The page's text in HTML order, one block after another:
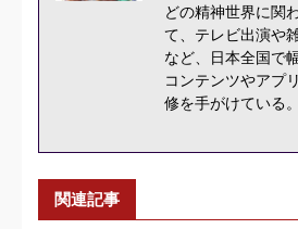
どの精神世界に関
て、テレビ出演や
など、日本全国で
コンテンツやアプ
修を手がけている。
関連記事